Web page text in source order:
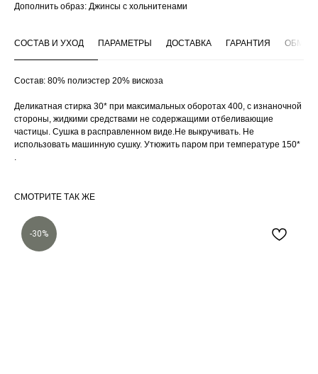
Дополнить образ: Джинсы с хольнитенами
СОСТАВ И УХОД ПАРАМЕТРЫ ДОСТАВКА ГАРАНТИЯ ОБМЕН
Состав: 80% полиэстер 20% вискоза
Деликатная стирка 30* при максимальных оборотах 400, с изнаночной
стороны, жидкими средствами не содержащими отбеливающие
частицы. Сушка в расправленном виде.Не выкручивать. Не
использовать машинную сушку. Утюжить паром при температуре 150*
СМОТРИТЕ ТАК ЖЕ
-30%